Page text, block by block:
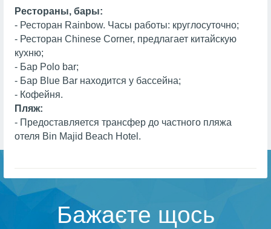
Рестораны, бары:
- Ресторан Rainbow. Часы работы: круглосуточно;
- Ресторан Chinese Corner, предлагает китайскую
кухню;
- Бар Polo bar;
- Бар Blue Bar находится у бассейна;
- Кофейня.
Пляж:
- Предоставляется трансфер до частного пляжа
отеля Bin Majid Beach Hotel.
Бажаєте щось